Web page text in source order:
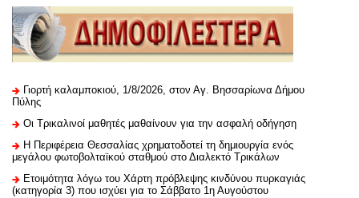
Γιορτή καλαμποκιού, 1/8/2026, στον Αγ. Βησσαρίωνα Δήμου
Πύλης
Οι Τρικαλινοί μαθητές μαθαίνουν για την ασφαλή οδήγηση
H Περιφέρεια Θεσσαλίας χρηματοδοτεί τη δημιουργία ενός
μεγάλου φωτοβολταϊκού σταθμού στο Διαλεκτό Τρικάλων
Ετοιμότητα λόγω του Χάρτη πρόβλεψης κινδύνου πυρκαγιάς
(κατηγορία 3) που ισχύει για το Σάββατο 1η Αυγούστου